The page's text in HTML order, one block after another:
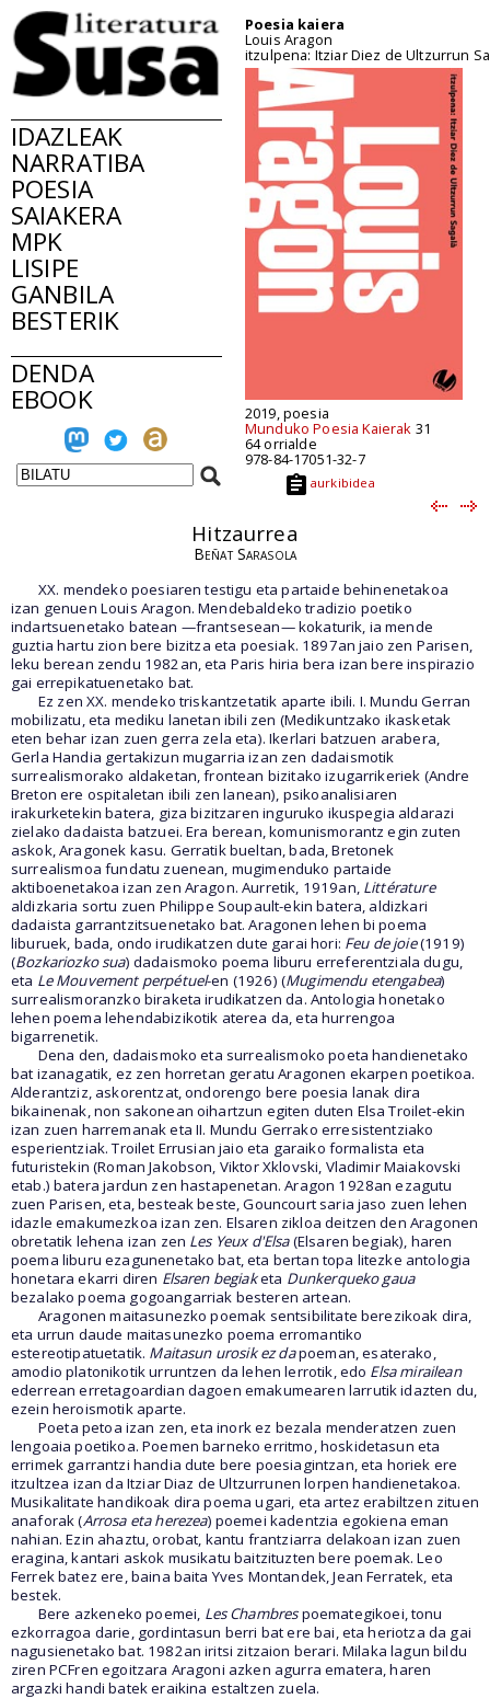
IDAZLEAK
NARRATIBA
POESIA
SAIAKERA
MPK
LISIPE
GANBILA
BESTERIK
DENDA
EBOOK
Poesia kaiera
Louis Aragon
itzulpena: Itziar Diez de Ultzurrun
2019, poesia
Munduko Poesia Kaierak 31
64 orrialde
978-84-17051-32-7
aurkibidea
Hitzaurrea
Beñat Sarasola
XX. mendeko poesiaren testigu eta partaide behinenetakoa
izan genuen Louis Aragon. Mendebaldeko tradizio poetiko
indartsuenetako batean —frantsesean— kokaturik, ia mende
guztia hartu zion bere bizitza eta poesiak. 1897an jaio zen Parisen,
leku berean zendu 1982an, eta Paris hiria bera izan bere inspirazio
gai errepikatuenetako bat.
Ez zen XX. mendeko triskantzetatik aparte ibili. I. Mundu Gerran
mobilizatu, eta mediku lanetan ibili zen (Medikuntzako ikasketak
eten behar izan zuen gerra zela eta). Ikerlari batzuen arabera,
Gerla Handia gertakizun mugarria izan zen dadaismotik
surrealismorako aldaketan, frontean bizitako izugarrikeriek (Andre
Breton ere ospitaletan ibili zen lanean), psikoanalisiaren
irakurketekin batera, giza bizitzaren inguruko ikuspegia aldarazi
zielako dadaista batzuei. Era berean, komunismorantz egin zuten
askok, Aragonek kasu. Gerratik bueltan, bada, Bretonek
surrealismoa fundatu zuenean, mugimenduko partaide
aktiboenetakoa izan zen Aragon. Aurretik, 1919an, Littérature
aldizkaria sortu zuen Philippe Soupault-ekin batera, aldizkari
dadaista garrantzitsuenetako bat. Aragonen lehen bi poema
liburuek, bada, ondo irudikatzen dute garai hori: Feu de joie(1919)
(Bozkariozko sua) dadaismoko poema liburu erreferentziala dugu,
eta Le Mouvement perpétuel-en (1926) (Mugimendu etengabea)
surrealismoranzko biraketa irudikatzen da. Antologia honetako
lehen poema lehendabizikotik aterea da, eta hurrengoa
bigarrenetik.
Dena den, dadaismoko eta surrealismoko poeta handienetako
bat izanagatik, ez zen horretan geratu Aragonen ekarpen poetikoa.
Alderantziz, askorentzat, ondorengo bere poesia lanak dira
bikainenak, non sakonean oihartzun egiten duten Elsa Troilet-ekin
izan zuen harremanak eta II. Mundu Gerrako erresistentziako
esperientziak. Troilet Errusian jaio eta garaiko formalista eta
futuristekin (Roman Jakobson, Viktor Xklovski, Vladimir Maiakovski
etab.) batera jardun zen hastapenetan. Aragon 1928an ezagutu
zuen Parisen, eta, besteak beste, Gouncourt saria jaso zuen lehen
idazle emakumezkoa izan zen. Elsaren zikloa deitzen den Aragonen
obretatik lehena izan zen Les Yeux d'Elsa(Elsaren begiak), haren
poema liburu ezagunenetako bat, eta bertan topa litezke antologia
honetara ekarri diren Elsaren begiaketa Dunkerqueko gaua
bezalako poema gogoangarriak besteren artean.
Aragonen maitasunezko poemak sentsibilitate berezikoak dira,
eta urrun daude maitasunezko poema erromantiko
estereotipatuetatik. Maitasun urosik ez dapoeman, esaterako,
amodio platonikotik urruntzen da lehen lerrotik, edo Elsa mirailean
ederrean erretagoardian dagoen emakumearen larrutik idazten du,
ezein heroismotik aparte.
Poeta petoa izan zen, eta inork ez bezala menderatzen zuen
lengoaia poetikoa. Poemen barneko erritmo, hoskidetasun eta
errimek garrantzi handia dute bere poesiagintzan, eta horiek ere
itzultzea izan da Itziar Diaz de Ultzurrunen lorpen handienetakoa.
Musikalitate handikoak dira poema ugari, eta artez erabiltzen zituen
anaforak (Arrosa eta herezea) poemei kadentzia egokiena eman
nahian. Ezin ahaztu, orobat, kantu frantziarra delakoan izan zuen
eragina, kantari askok musikatu baitzituzten bere poemak. Leo
Ferrek batez ere, baina baita Yves Montandek, Jean Ferratek, eta
bestek.
Bere azkeneko poemei, Les Chambrespoemategikoei, tonu
ezkorragoa darie, gordintasun berri bat ere bai, eta heriotza da gai
nagusienetako bat. 1982an iritsi zitzaion berari. Milaka lagun bildu
ziren PCFren egoitzara Aragoni azken agurra ematera, haren
argazki handi batek eraikina estaltzen zuela.